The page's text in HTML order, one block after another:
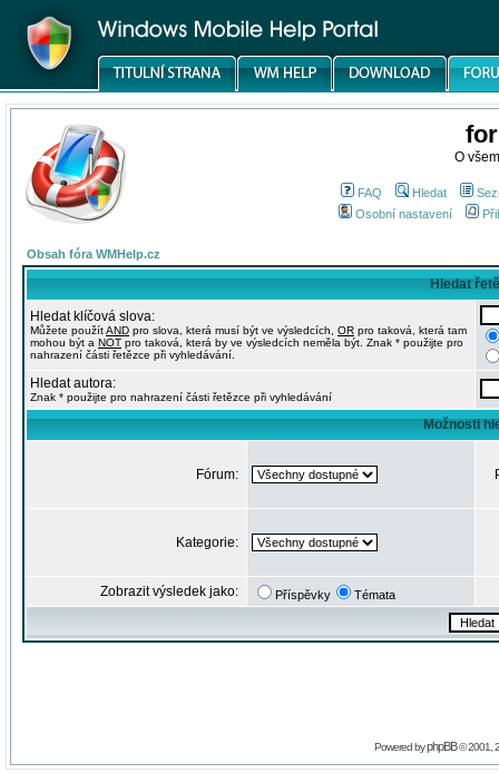
O
FAQ Hledat
Osobní nastavení
Obsah fóra WMHelp.cz
Hledat
Hledat klíčová slova:
Můžete použítAND pro slova, která musí být ve výsledcích, OR pro taková, která tam
mohou být a NOT pro taková, která by ve výsledcích neměla být. Znak * použijte pro
nahrazení části řetězce při vyhledávání.
Hledat autora:
Znak * použijte pro nahrazení části řetězce při vyhledávání
Možnosti
Fórum:
Kategorie:
Zobrazit výsledek jako: Příspěvky Témata
Powered byphpBB© 2001,